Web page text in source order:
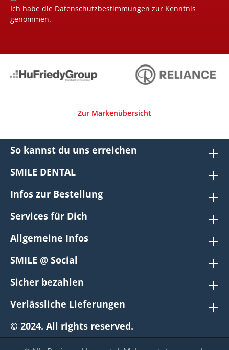
Ich habe die Datenschutzbestimmungen zur Kenntnis
genommen.
Zur Markenübersicht
So kannst du uns erreichen
SMILE DENTAL
Infos zur Bestellung
Services für Dich
Allgemeine Infos
SMILE @ Social
Sicher bezahlen
Verlässliche Lieferungen
© 2024. All rights reserved.